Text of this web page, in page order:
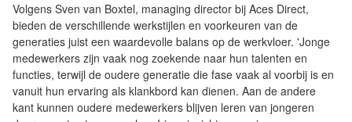
Volgens Sven van Boxtel, managing director bij Aces Direct,
bieden de verschillende werkstijlen en voorkeuren van de
generaties juist een waardevolle balans op de werkvloer. 'Jonge
medewerkers zijn vaak nog zoekende naar hun talenten en
functies, terwijl de oudere generatie die fase vaak al voorbij is en
vanuit hun ervaring als klankbord kan dienen. Aan de andere
kant kunnen oudere medewerkers blijven leren van jongeren